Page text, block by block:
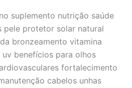
suplemento nutrição saúde
pele protetor solar natural
bronzeamento vitamina
benefícios para olhos
fortalecimento
cabelos unhas